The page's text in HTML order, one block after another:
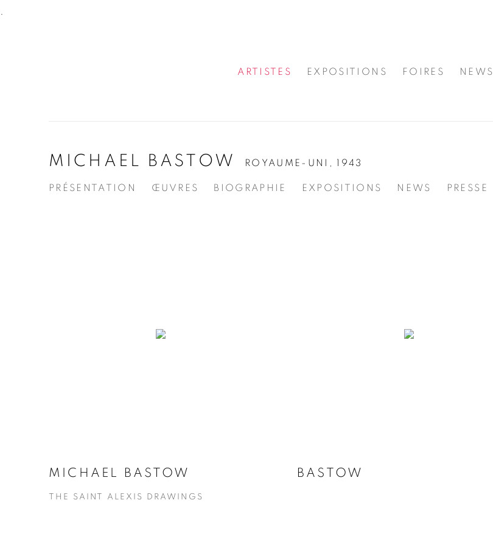
.
ARTISTES EXPOSITIONS FOIRES NEWS
MICHAEL BASTOW ROYAUME-UNI, 1943
PRÉSENTATION ŒUVRES BIOGRAPHIE EXPOSITIONS NEWS PRESSE
MICHAEL BASTOW
THE SAINT ALEXIS DRAWINGS
BASTOW